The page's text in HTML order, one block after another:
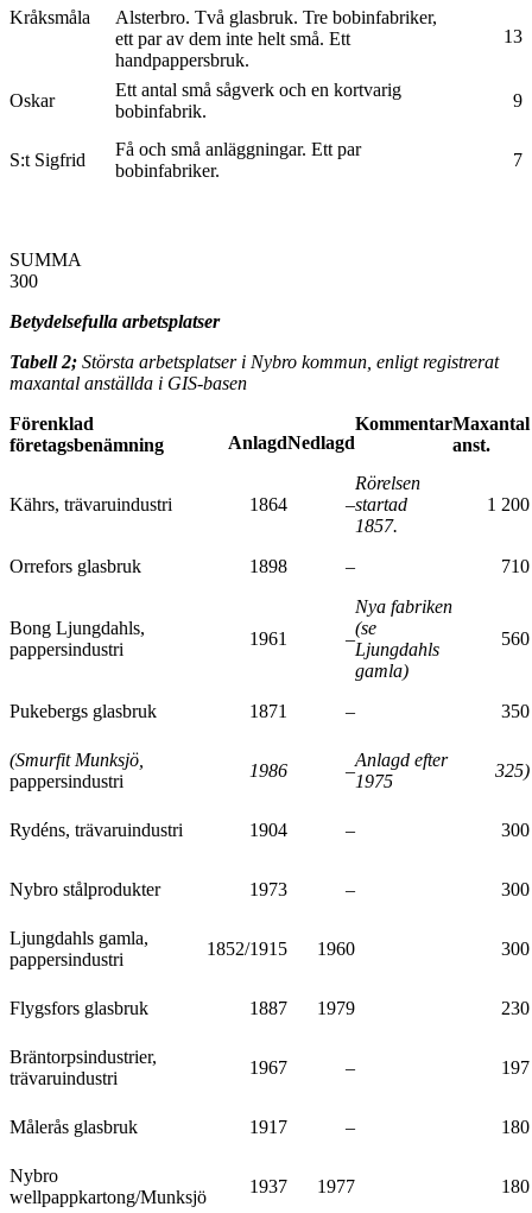
Kråksmåla
Alsterbro. Två glasbruk. Tre bobinfabriker,
ett par av dem inte helt små. Ett
handpappersbruk.
13
Oskar
Ett antal små sågverk och en kortvarig
bobinfabrik.
9
S:t Sigfrid
Få och små anläggningar. Ett par
bobinfabriker.
7
300
Betydelsefulla arbetsplatser
Tabell 2; Största arbetsplatser i Nybro kommun, enligt registrerat
maxantal anställda i GIS-basen
Förenklad
företagsbenämning
AnlagdNedlagd
KommentarMaxantal
anst.
Kährs, trävaruindustri 1864 –
Rörelsen
startad
1857.
1 200
Orrefors glasbruk 1898 – 710
Bong Ljungdahls,
pappersindustri
1961 –
Nya fabriken
(se
Ljungdahls
gamla)
560
Pukebergs glasbruk 1871 – 350
(Smurfit Munksjö,
pappersindustri
1986 –
Anlagd efter
1975
325)
Rydéns, trävaruindustri 1904 – 300
Nybro stålprodukter 1973 – 300
Ljungdahls gamla,
pappersindustri
1852/1915 1960 300
Flygsfors glasbruk 1887 1979 230
Bräntorpsindustrier,
trävaruindustri
1967 – 197
Målerås glasbruk 1917 – 180
Nybro
wellpappkartong/Munksjö
1937 1977 180